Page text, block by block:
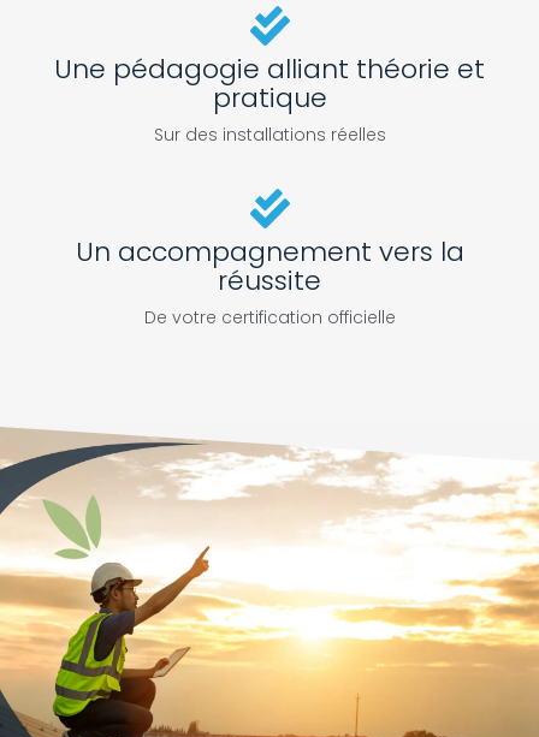
Une pédagogie alliant théorie et
pratique
Sur des installations réelles
Un accompagnement vers la
réussite
De votre certification officielle